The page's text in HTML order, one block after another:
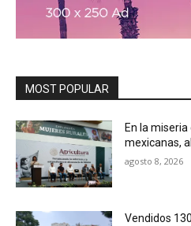
MOST POPULAR
En la
mexicanas,
agosto 8, 2026
Vendidos